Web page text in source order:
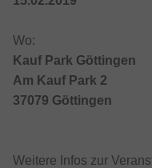
Wo:
Kauf Park Göttingen
Am Kauf Park 2
37079 Göttingen
Weitere Infos zur